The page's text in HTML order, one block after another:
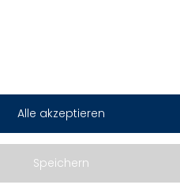
Fahrassistenz-
Fahrassistenz-
Rußpartikelfilter
Seitenairbag vorn
Alle akzeptieren
Speichern